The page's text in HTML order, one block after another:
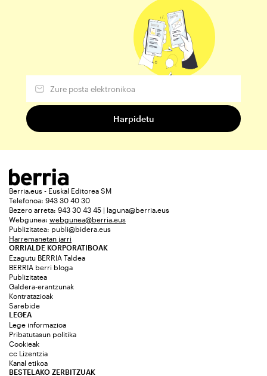
Berria.eus - Euskal Editorea SM
Telefonoa: 943 30 40 30
Bezero arreta: 943 30 43 45 | laguna@berria.eus
Webgunea: webgunea@berria.eus
Publizitatea: publi@bidera.eus
Harremanetan jarri
ORRIALDE KORPORATIBOAK
Ezagutu BERRIA Taldea
BERRIA berri bloga
Publizitatea
Galdera-erantzunak
Kontratazioak
Sarebide
LEGEA
Lege informazioa
Pribatutasun politika
Cookieak
cc Lizentzia
Kanal etikoa
BESTELAKO ZERBITZUAK